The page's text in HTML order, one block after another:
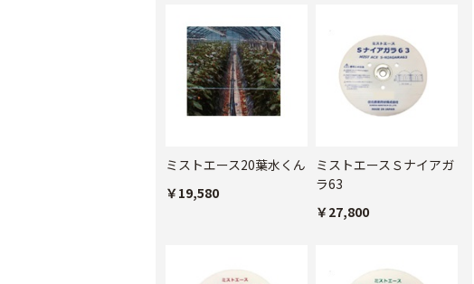
ミストエース20葉水くん
￥19,580
ミストエースＳナイアガ
ラ63
￥27,800